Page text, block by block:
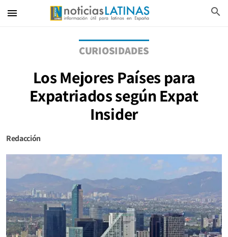
menu search
CURIOSIDADES
Los Mejores Países para
Expatriados según Expat
Insider
Redacción